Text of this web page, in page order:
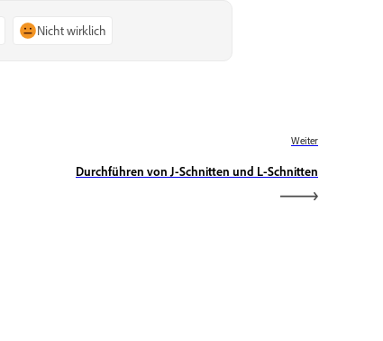
Nicht wirklich
Weiter
Durchführen von J-Schnitten und L-Schnitten